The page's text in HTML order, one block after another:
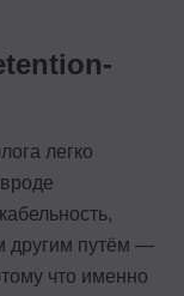
легко
другим путём —
что именно